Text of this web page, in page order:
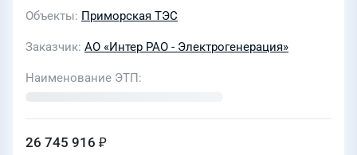
Объекты Приморская ТЭС
Заказчик АО «Интер РАО - Электрогенерация»
Наименование ЭТП
26 745 916 ₽